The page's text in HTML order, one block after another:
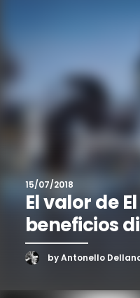
15/07/2018
El valor de
beneficios
by Antonello